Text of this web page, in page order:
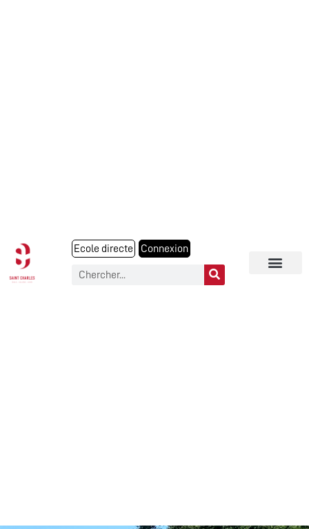
Ecole directe Connexion